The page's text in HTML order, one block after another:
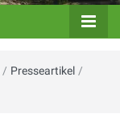
/ Presseartikel /